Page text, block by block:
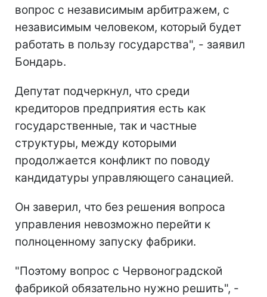
вопрос с независимым арбитражем, с
независимым человеком, который будет
работать в пользу государства", - заявил
Бондарь.
Депутат подчеркнул, что среди
кредиторов предприятия есть как
государственные, так и частные
структуры, между которыми
продолжается конфликт по поводу
кандидатуры управляющего санацией.
Он заверил, что без решения вопроса
управления невозможно перейти к
полноценному запуску фабрики.
"Поэтому вопрос с Червоноградской
фабрикой обязательно нужно решить", -